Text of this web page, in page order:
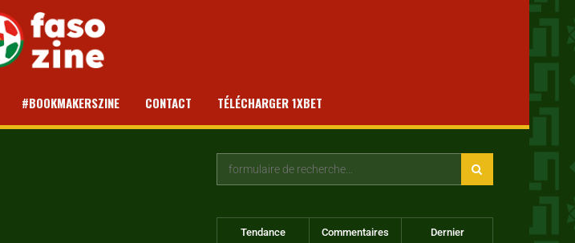
#BOOKMAKERSZINE CONTACT TÉLÉCHARGER 1XBET
Tendance Commentaires Dernier